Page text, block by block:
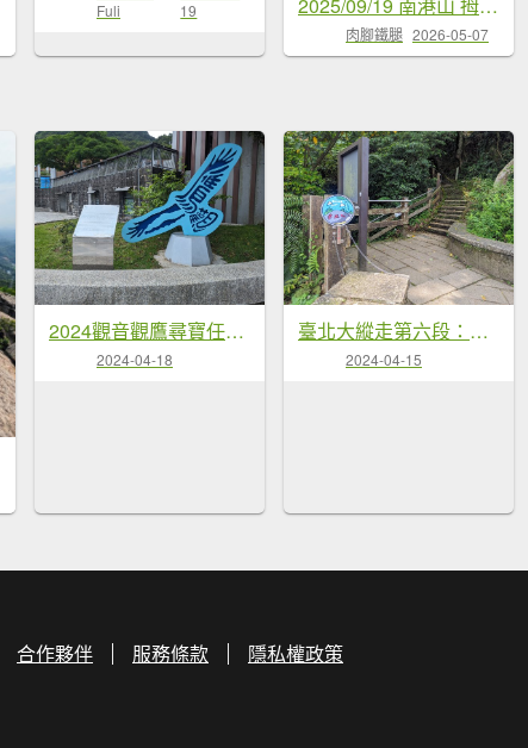
Fuli
19
2025/09/19 南港山 拇指山 四獸山連走
肉腳鐵腿 2026-05-07
2024觀音觀鷹尋寶任務七條步道
2024-04-18
臺北大縱走第六段：富陽公園到中華科大
2024-04-15
合作夥伴 服務條款 隱私權政策